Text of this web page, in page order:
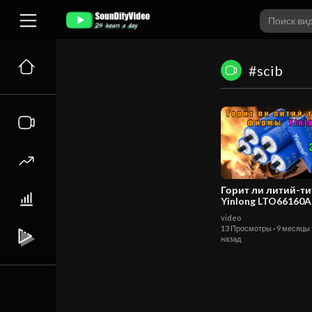
#scib
Горит ли литий-
Yinlong
30Ач? Что внутри?
Разбираю
[4K].
video
13 Просмотры · 9 месяцы
назад